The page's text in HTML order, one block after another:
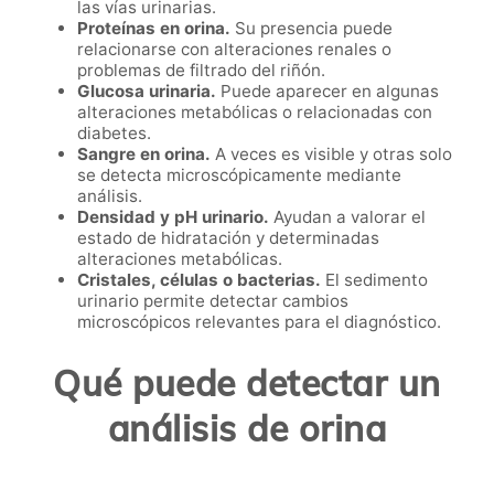
las vías urinarias.
Proteínas en orina. Su presencia puede
relacionarse con alteraciones renales o
problemas de filtrado del riñón.
Glucosa urinaria. Puede aparecer en algunas
alteraciones metabólicas o relacionadas con
diabetes.
Sangre en orina. A veces es visible y otras solo
se detecta microscópicamente mediante
análisis.
Densidad y pH urinario. Ayudan a valorar el
estado de hidratación y determinadas
alteraciones metabólicas.
Cristales, células o bacterias. El sedimento
urinario permite detectar cambios
microscópicos relevantes para el diagnóstico.
Qué puede detectar un
análisis de orina